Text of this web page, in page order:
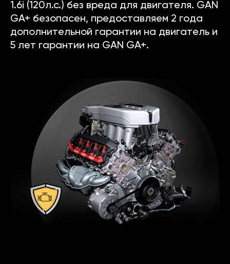
1.6i (120л.с.) без вреда для двигателя. GAN
GA+ безопасен, предоставляем 2 года
дополнительной гарантии на двигатель и
5 лет гарантии на GAN GA+.